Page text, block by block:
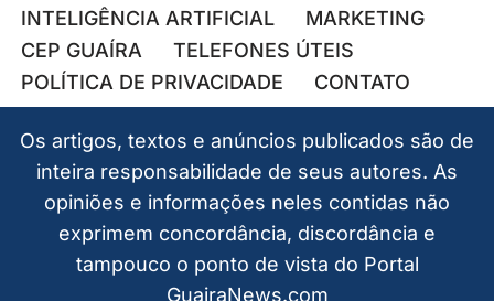
INTELIGÊNCIA ARTIFICIAL
MARKETING
CEP GUAÍRA
TELEFONES ÚTEIS
POLÍTICA DE PRIVACIDADE
CONTATO
Os artigos, textos e anúncios publicados são de
inteira responsabilidade de seus autores. As
opiniões e informações neles contidas não
exprimem concordância, discordância e
tampouco o ponto de vista do Portal
GuairaNews.com